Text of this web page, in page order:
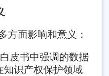
方面影响和意义：
皮书中强调的数据
知识产权保护领域